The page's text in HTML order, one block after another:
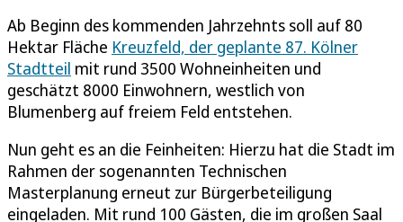
Ab Beginn des kommenden Jahrzehnts soll auf 80
Hektar Fläche Kreuzfeld, der geplante 87. Kölner
Stadtteil mit rund 3500 Wohneinheiten und
geschätzt 8000 Einwohnern, westlich von
Blumenberg auf freiem Feld entstehen.
Nun geht es an die Feinheiten: Hierzu hat die Stadt im
Rahmen der sogenannten Technischen
Masterplanung erneut zur Bürgerbeteiligung
eingeladen. Mit rund 100 Gästen, die im großen Saal